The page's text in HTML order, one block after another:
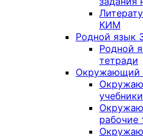
КИМ
Родной язык
Родной
тетради
Окружающий
учебники
рабочие